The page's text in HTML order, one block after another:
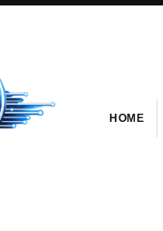
HOME